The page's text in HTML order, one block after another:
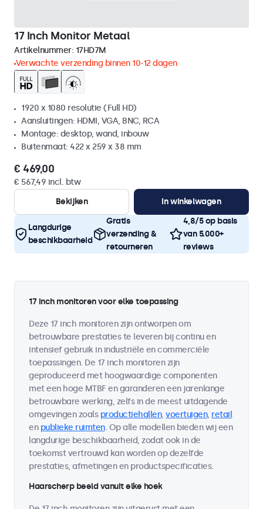
17 Inch Monitor Metaal
Artikelnummer: 17HD7M
Verwachte verzending binnen 10-12 dagen
1920 x 1080 resolutie (Full HD)
Aansluitingen: HDMI, VGA, BNC, RCA
Montage: desktop, wand, inbouw
Buitenmaat: 422 x 259 x 38 mm
€ 469,00
€ 567,49 incl. btw
Bekijken
In winkelwagen
Langdurige
beschikbaarheid
Gratis
verzending &
retourneren
4,8/5 op basis
van 5.000+
reviews
17 inch monitoren voor elke toepassing
Deze 17 inch monitoren zijn ontworpen om
betrouwbare prestaties te leveren bij continu en
intensief gebruik in industriële en commerciële
toepassingen. De 17 inch monitoren zijn
geproduceerd met hoogwaardige componenten
met een hoge MTBF en garanderen een jarenlange
betrouwbare werking, zelfs in de meest uitdagende
omgevingen zoals productiehallen, voertuigen, retail
en publieke ruimten. Op alle modellen bieden wij een
langdurige beschikbaarheid, zodat ook in de
toekomst vertrouwd kan worden op dezelfde
prestaties, afmetingen en productspecificaties.
Haarscherp beeld vanuit elke hoek